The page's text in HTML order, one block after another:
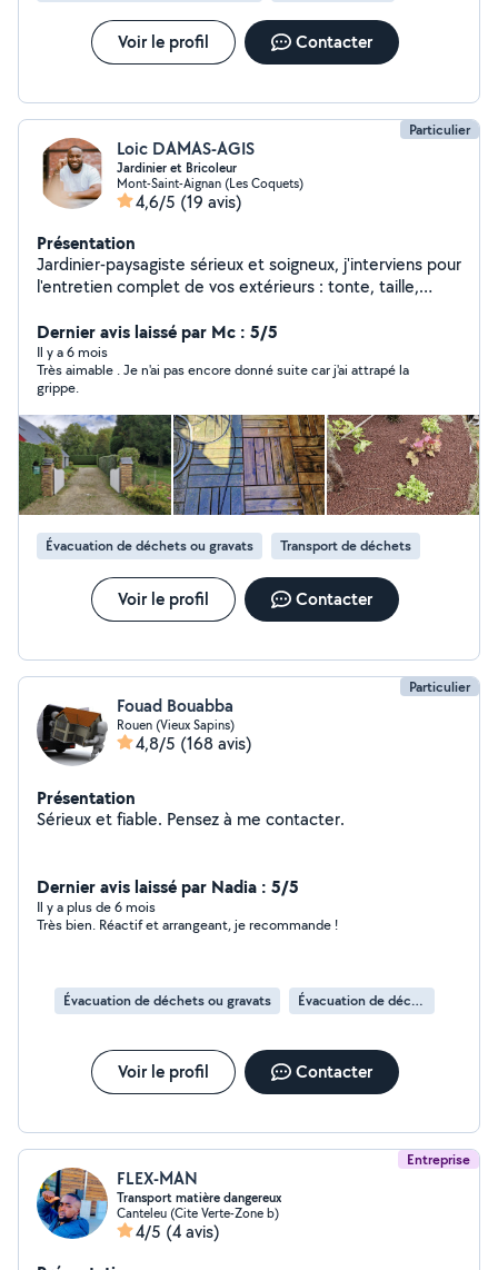
Voir le profil Contacter
Particulier
Loic DAMAS-AGIS
Jardinier et Bricoleur
Mont-Saint-Aignan (Les Coquets)
4,6/5 (19 avis)
Présentation
Jardinier-paysagiste sérieux et soigneux, j'interviens pour
l'entretien complet de vos extérieurs : tonte, taille,
nettoyage haute pression de terrasses, avec du
matériel performant. Travail soigné, tarifs raisonnables.
Petit budget beau jardin. Je propose également mes
services pour du bricolage divers montage de meuble
en kit, travaux d'électricité,...
Dernier avis laissé par Mc : 5/5
Il y a 6 mois
Très aimable . Je n'ai pas encore donné suite car j'ai attrapé la
grippe.
Évacuation de déchets ou gravats Transport de déchets
Voir le profil Contacter
Particulier
Fouad Bouabba
Rouen (Vieux Sapins)
4,8/5 (168 avis)
Présentation
Sérieux et fiable. Pensez à me contacter.
Dernier avis laissé par Nadia : 5/5
Il y a plus de 6 mois
Très bien. Réactif et arrangeant, je recommande !
Évacuation de déchets ou gravats Évacuation de déchets
Voir le profil Contacter
Entreprise
FLEX-MAN
Transport matière dangereux
Canteleu (Cite Verte-Zone b)
4/5 (4 avis)